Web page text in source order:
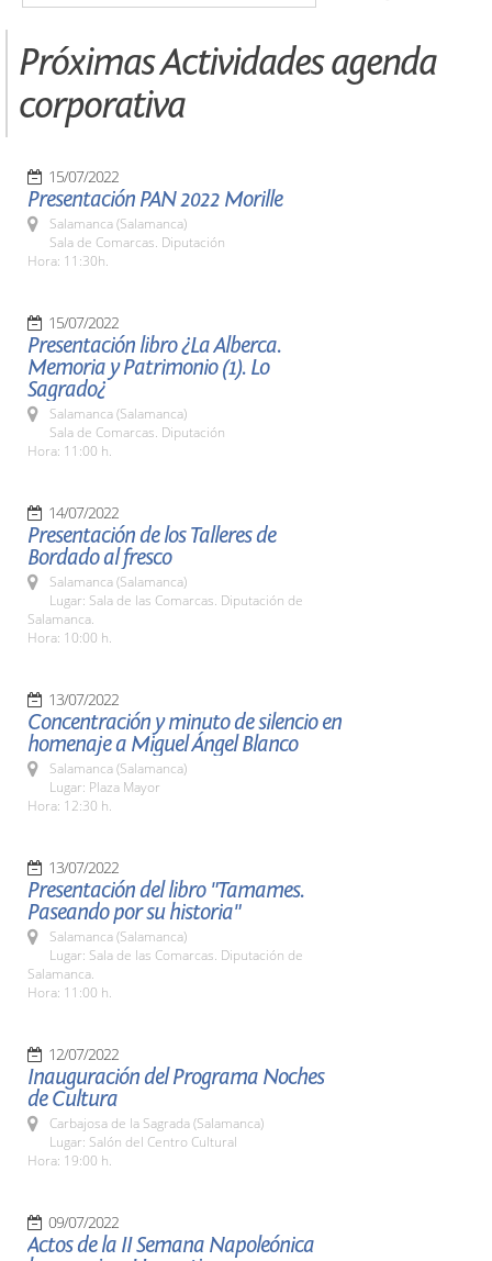
Próximas Actividades agenda
corporativa
15/07/2022
Presentación PAN 2022 Morille
Salamanca (Salamanca)
Sala de Comarcas. Diputación
Hora: 11:30h.
15/07/2022
Presentación libro ¿La Alberca.
Memoria y Patrimonio (1). Lo
Sagrado¿
Salamanca (Salamanca)
Sala de Comarcas. Diputación
Hora: 11:00 h.
14/07/2022
Presentación de los Talleres de
Bordado al fresco
Salamanca (Salamanca)
Lugar: Sala de las Comarcas. Diputación de
Salamanca.
Hora: 10:00 h.
13/07/2022
Concentración y minuto de silencio en
homenaje a Miguel Ángel Blanco
Salamanca (Salamanca)
Lugar: Plaza Mayor
Hora: 12:30 h.
13/07/2022
Presentación del libro "Tamames.
Paseando por su historia"
Salamanca (Salamanca)
Lugar: Sala de las Comarcas. Diputación de
Salamanca.
Hora: 11:00 h.
12/07/2022
Inauguración del Programa Noches
de Cultura
Carbajosa de la Sagrada (Salamanca)
Lugar: Salón del Centro Cultural
Hora: 19:00 h.
09/07/2022
Actos de la II Semana Napoleónica